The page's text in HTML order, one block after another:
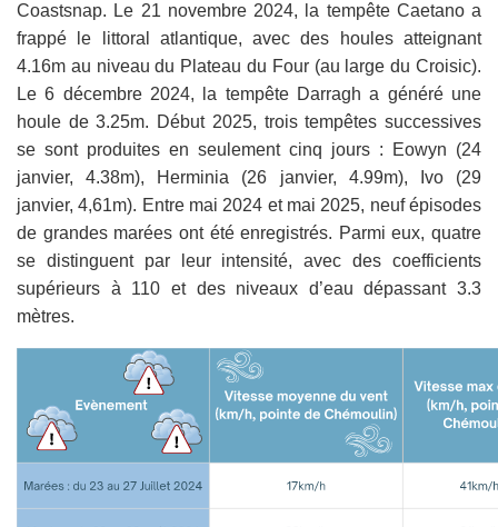
Coastsnap. Le 21 novembre 2024, la tempête Caetano a
frappé le littoral atlantique, avec des houles atteignant
4.16m au niveau du Plateau du Four (au large du Croisic).
Le 6 décembre 2024, la tempête Darragh a généré une
houle de 3.25m. Début 2025, trois tempêtes successives
se sont produites en seulement cinq jours : Eowyn (24
janvier, 4.38m), Herminia (26 janvier, 4.99m), Ivo (29
janvier, 4,61m). Entre mai 2024 et mai 2025, neuf épisodes
de grandes marées ont été enregistrés. Parmi eux, quatre
se distinguent par leur intensité, avec des coefficients
supérieurs à 110 et des niveaux d’eau dépassant 3.3
mètres.